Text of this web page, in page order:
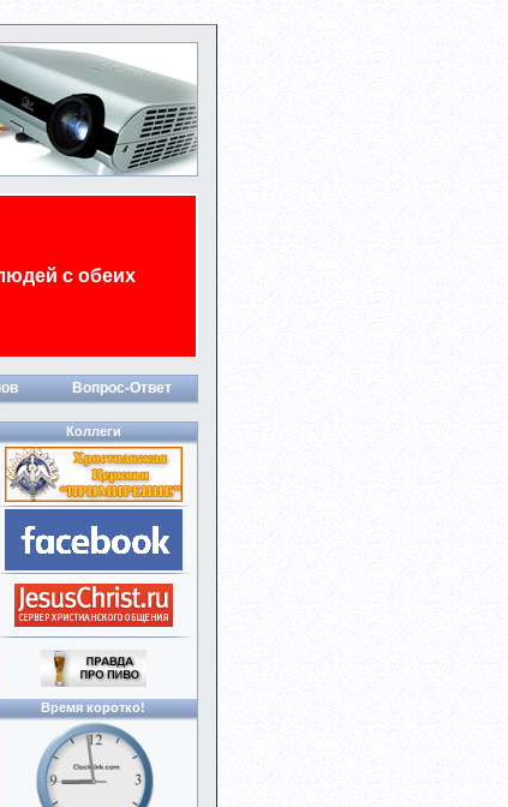
с обеих
Вопрос-Ответ
Коллеги
Время коротко!